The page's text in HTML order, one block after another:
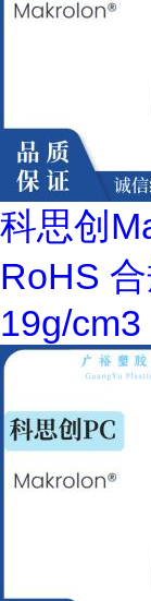
科思创
RoHS
19g/cm3